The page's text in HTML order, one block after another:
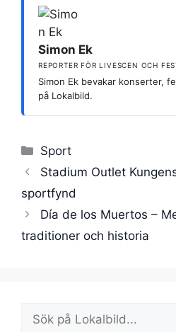
Simon Ek
REPORTER FÖR LIVESCEN OCH
Simon Ek bevakar konserter,
på Lokalbild.
Kategorier
Sport
Stadium Outlet
sportfynd
Día de los Muertos –
traditioner och historia
Sök